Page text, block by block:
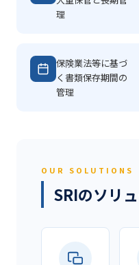
理
保険業法等に基づ
く書類保存期間の
管理
OUR SOLUTIONS
SRIのソリ